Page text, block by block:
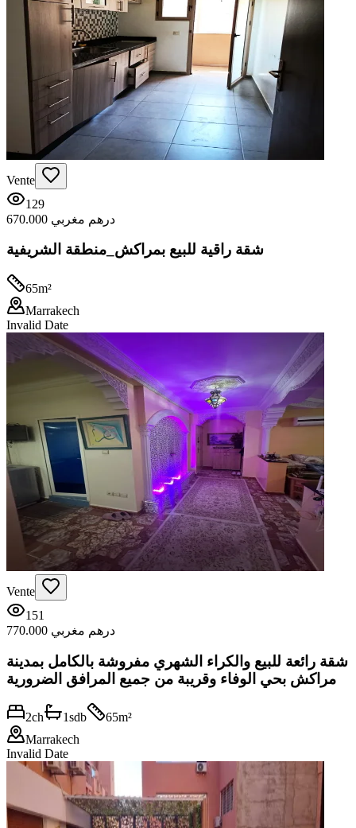
Vente
129
670.000 درهم مغربي
شقة راقية للبيع بمراكش_منطقة الشريفية
65m²
Marrakech
Invalid Date
Vente
151
770.000 درهم مغربي
شقة رائعة للبيع والكراء الشهري مفروشة بالكامل بمدينة
مراكش بحي الوفاء وقريبة من جميع المرافق الضرورية
2ch 1sdb 65m²
Marrakech
Invalid Date